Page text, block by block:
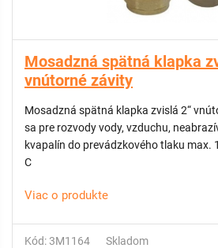
Mosadzná spätná klapka
vnútorné závity
Mosadzná spätná klapka zvislá 2“
sa pre rozvody vody, vzduchu,
kvapalín do prevádzkového tlaku max. 10 bar a
C
Viac o produkte
Kód: 3M1164 Skladom